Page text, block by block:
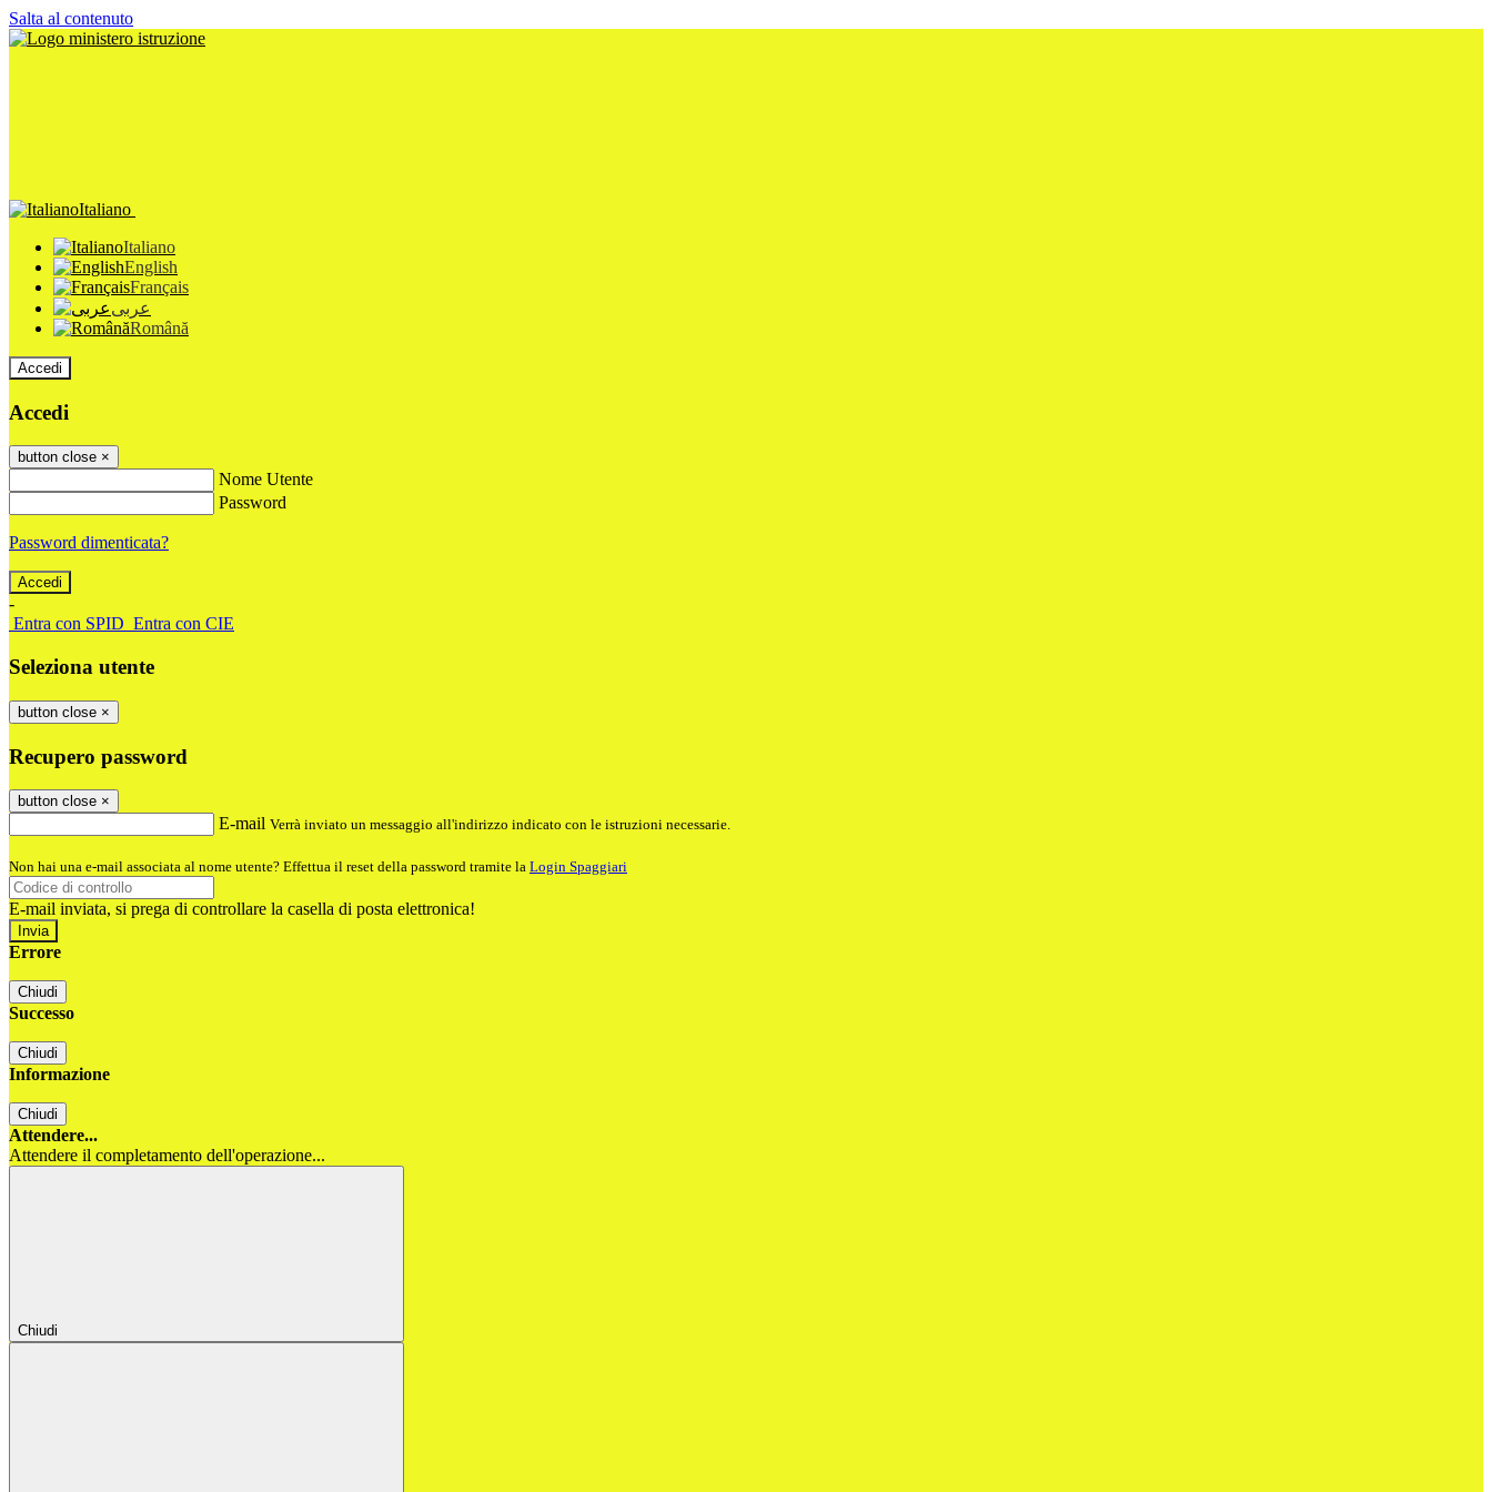
Salta al contenuto
Italiano
Italiano
English
Français
عربى
Română
Accedi
Accedi
button close ×
Nome Utente
Password
Password dimenticata?
-
Entra con SPID Entra con CIE
Seleziona utente
button close ×
Recupero password
button close ×
E-mail Verrà inviato un messaggio all'indirizzo indicato con le istruzioni necessarie.
Non hai una e-mail associata al nome utente? Effettua il reset della password tramite la Login Spaggiari
E-mail inviata, si prega di controllare la casella di posta elettronica!
Errore
Chiudi
Successo
Chiudi
Informazione
Chiudi
Attendere...
Attendere il completamento dell'operazione...
Chiudi